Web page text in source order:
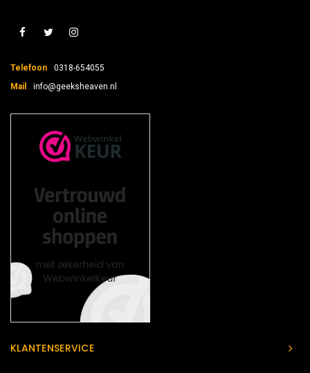
Telefoon
0318-654055
Mail
info@geeksheaven.nl
KLANTENSERVICE